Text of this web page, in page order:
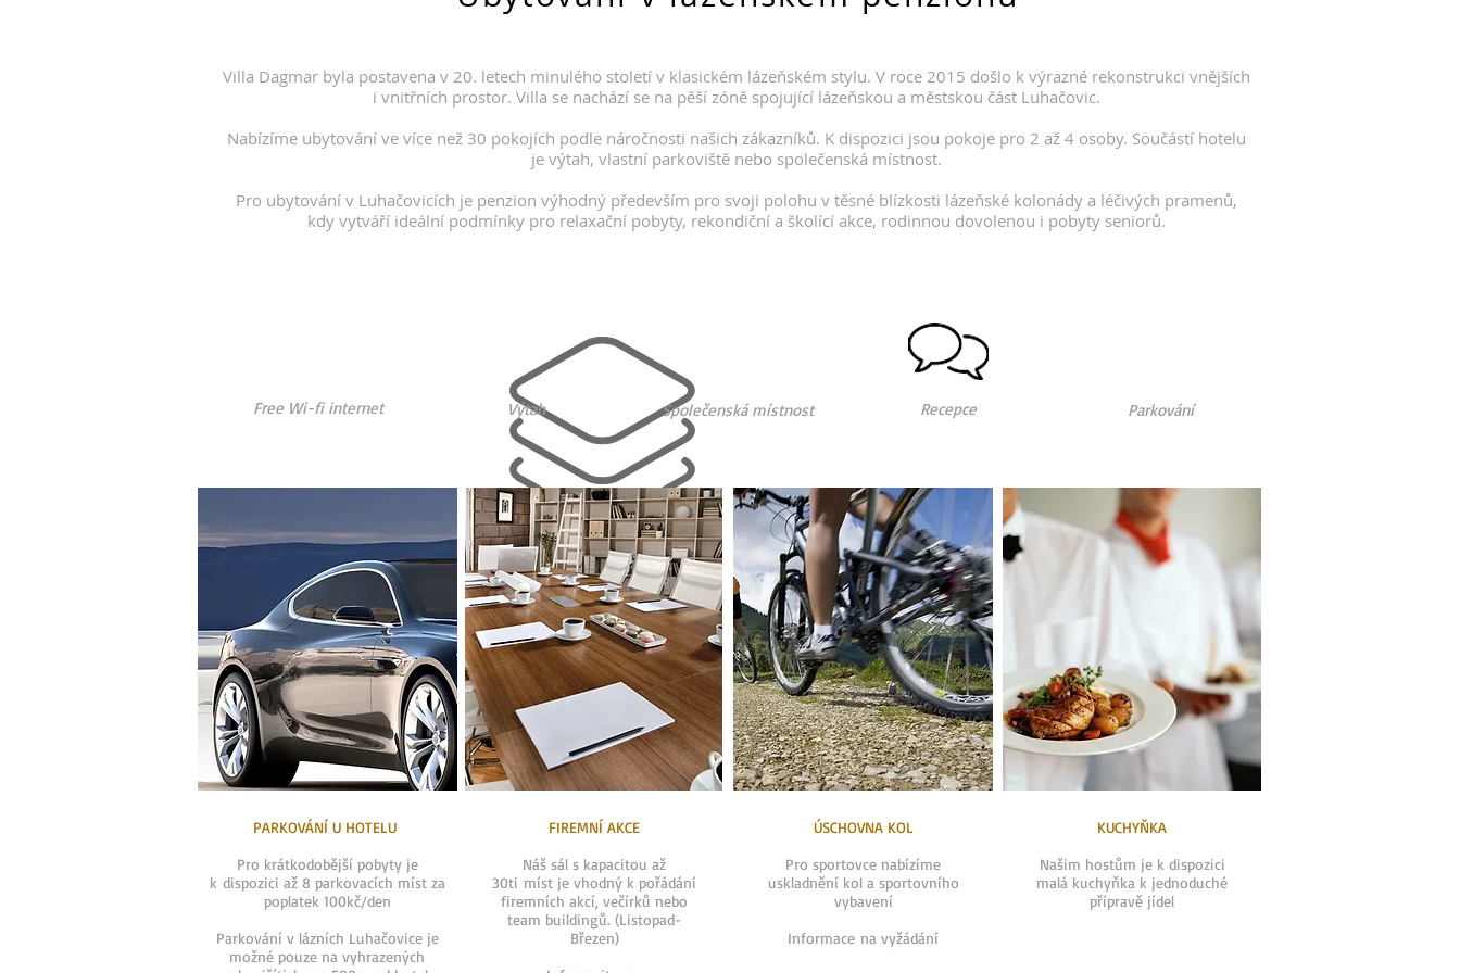
Villa Dagmar byla postavena v 20. letech minulého století v klasickém lázeňském stylu. V roce 2015 došlo k výrazné rekonstrukci vnějších
i vnitřních prostor. Villa se nachází se na pěší zóně spojující lázeňskou a městskou část Luhačovic.
Nabízíme ubytování ve více než 30 pokojích podle náročnosti našich zákazníků. K dispozici jsou pokoje pro 2 až 4 osoby. Součástí hotelu
je výtah, vlastní parkoviště nebo společenská místnost.
Pro ubytování v Luhačovicích je penzion výhodný především pro svoji polohu v těsné blízkosti lázeňské kolonády a léčivých pramenů,
kdy vytváří ideální podmínky pro relaxační pobyty, rekondiční a školící akce, rodinnou dovolenou i pobyty seniorů.
Free Wi-fi internet Parkování
Výtah Společenská místnost Recepce
PARKOVÁNÍ U HOTELU
Pro krátkodobější pobyty je
k dispozici až 8 parkovacích míst za
poplatek 100kč/den
Parkování v lázních Luhačovice je
možné pouze na vyhrazených
FIREMNÍ AKCE
Náš sál s kapacitou až
30ti míst je vhodný k pořádání
firemních akcí, večírků nebo
team buildingů. (Listopad-
Březen)
ÚSCHOVNA KOL
Pro sportovce nabízíme
uskladnění kol a sportovního
vybavení
Informace na vyžádání
KUCHYŇKA
Našim hostům je k dispozici
malá kuchyňka k jednoduché
přípravě jídel